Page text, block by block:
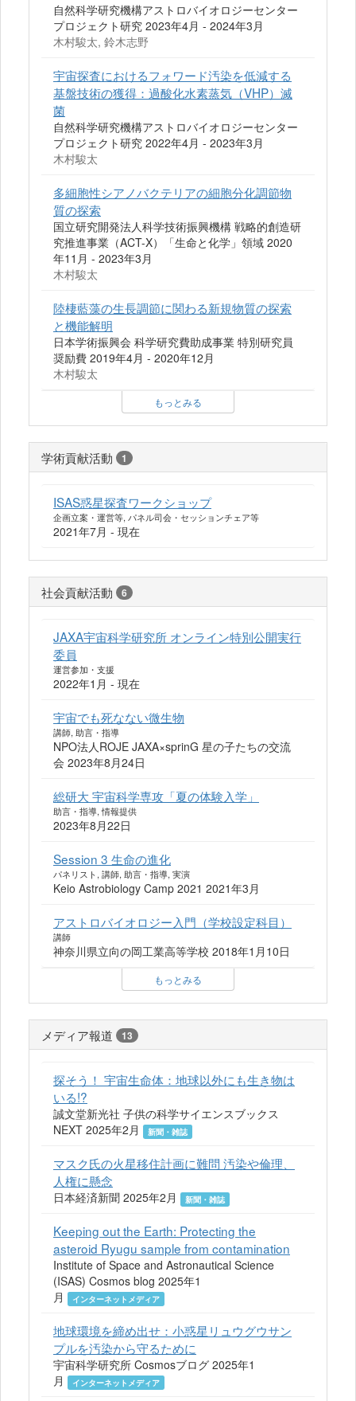
自然科学研究機構アストロバイオロジーセンター
プロジェクト研究 2023年4月 - 2024年3月
木村駿太, 鈴木志野
宇宙探査におけるフォワード汚染を低減する
基盤技術の獲得：過酸化水素蒸気（VHP）滅
菌
自然科学研究機構アストロバイオロジーセンター
プロジェクト研究 2022年4月 - 2023年3月
木村駿太
多細胞性シアノバクテリアの細胞分化調節物
質の探索
国立研究開発法人科学技術振興機構 戦略的創造研
究推進事業（ACT-X）「生命と化学」領域 2020
年11月 - 2023年3月
木村駿太
陸棲藍藻の生長調節に関わる新規物質の探索
と機能解明
日本学術振興会 科学研究費助成事業 特別研究員
奨励費 2019年4月 - 2020年12月
木村駿太
もっとみる
学術貢献活動 1
ISAS惑星探査ワークショップ
企画立案・運営等, パネル司会・セッションチェア等
2021年7月 - 現在
社会貢献活動 6
JAXA宇宙科学研究所 オンライン特別公開実行
委員
運営参加・支援
2022年1月 - 現在
宇宙でも死なない微生物
講師, 助言・指導
NPO法人ROJE JAXA×sprinG 星の子たちの交流
会 2023年8月24日
総研大 宇宙科学専攻「夏の体験入学」
助言・指導, 情報提供
2023年8月22日
Session 3 生命の進化
パネリスト, 講師, 助言・指導, 実演
Keio Astrobiology Camp 2021 2021年3月
アストロバイオロジー入門（学校設定科目）
講師
神奈川県立向の岡工業高等学校 2018年1月10日
もっとみる
メディア報道 13
探そう！ 宇宙生命体：地球以外にも生き物は
いる!?
誠文堂新光社 子供の科学サイエンスブックス
NEXT 2025年2月
新聞・雑誌
マスク氏の火星移住計画に難問 汚染や倫理、
人権に懸念
日本経済新聞 2025年2月 新聞・雑誌
Keeping out the Earth: Protecting the
asteroid Ryugu sample from contamination
Institute of Space and Astronautical Science
(ISAS) Cosmos blog 2025年1
月
インターネットメディア
地球環境を締め出せ：小惑星リュウグウサン
プルを汚染から守るために
宇宙科学研究所 Cosmosブログ 2025年1
月
インターネットメディア